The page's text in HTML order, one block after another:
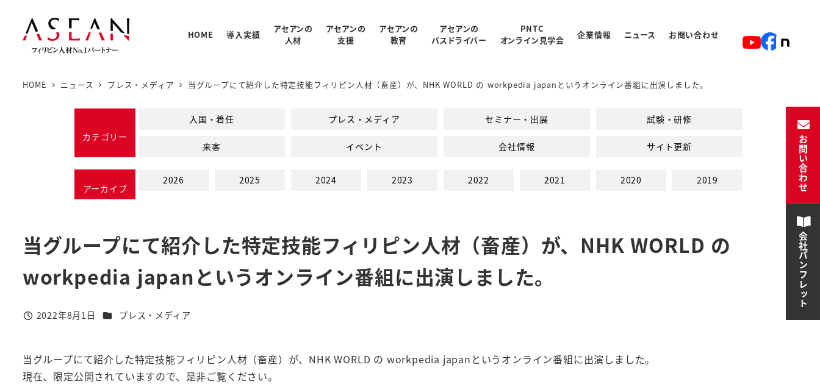
HOME 導入実績
アセアンの
人材
PNTCの教育費
アセアンの
支援
アセアンの
教育
アセアンの
バスドライバー
PNTC
オンライン見学会
企業情報 ニュース お問い合わせ
HOME ニュース プレス・メディア 当グループにて紹介した特定技能フィリピン人材（畜産）が、NHK WORLD の workpedia japanというオンライン番組に出演しました。
カテゴリー
入国・着任 プレス・メディア セミナー・出展 試験・研修
来客 イベント 会社情報 サイト更新
アーカイブ
2026 2025 2024 2023 2022 2021 2020 2019
当グループにて紹介した特定技能フィリピン人材（畜産）が、NHK WORLD の
workpedia japanというオンライン番組に出演しました。
投稿日
2022年8月1日 カテゴリー
プレス・メディア
当グループにて紹介した特定技能フィリピン人材（畜産）が、NHK WORLD の workpedia japanというオンライン番組に出演しました。
現在、限定公開されていますので、是非ご覧ください。
お問い合わせ
会社パンフレット